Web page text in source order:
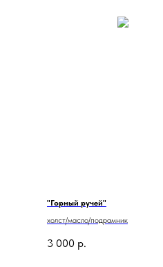
"Горный ручей"
холст/масло/подрамник
3 000 р.